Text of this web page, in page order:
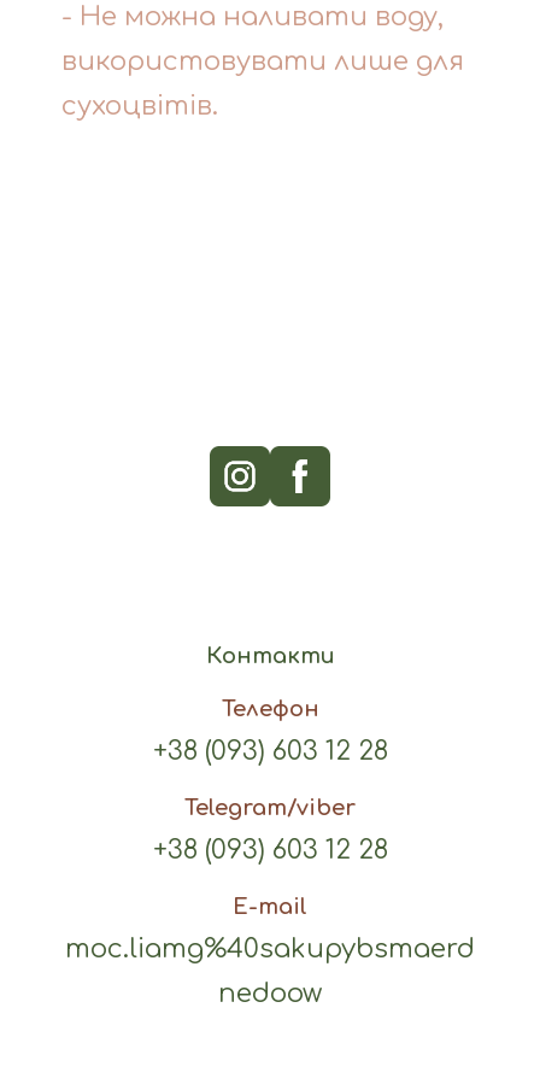
- Не можна наливати воду,
використовувати лише для
сухоцвітів.
Контакти
Телефон
+38 (093) 603 12 28
Telegram/viber
+38 (093) 603 12 28
E-mail
moc.liamg%40sakupybsmaerd
nedoow